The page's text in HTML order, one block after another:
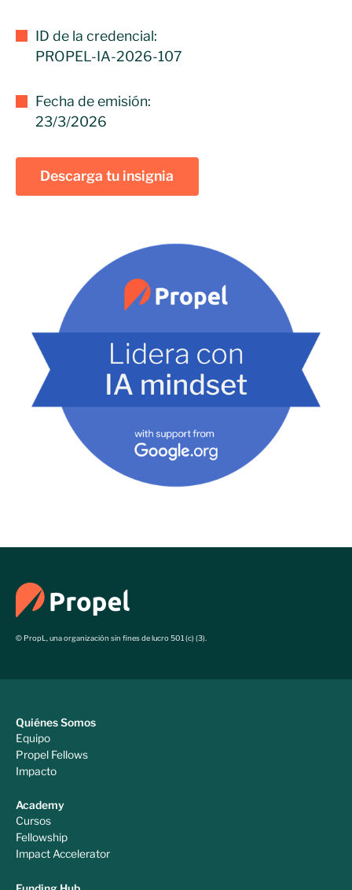
ID de la credencial:
PROPEL-IA-2026-107
Fecha de emisión:
23/3/2026
Descarga tu insignia
© PropL, una organización sin fines de lucro 501 (c) (3).
Quiénes Somos
Equipo
Propel Fellows
Impacto
Academy
Cursos
Fellowship
Impact Accelerator